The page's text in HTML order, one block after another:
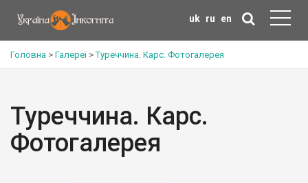
uk ru en
Головна > Галереї>Туреччина. Карс. Фотогалерея
Туреччина. Карс.
Фотогалерея